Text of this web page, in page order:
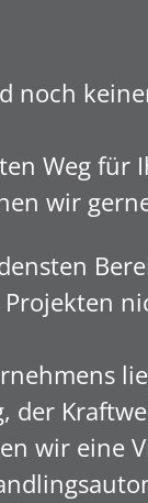
noch
Weg
wir
der
wir eine